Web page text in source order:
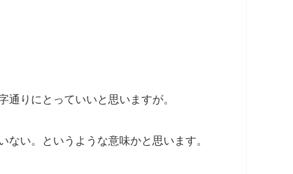
りにとっていいと思いますが。
い。というような意味かと思います。